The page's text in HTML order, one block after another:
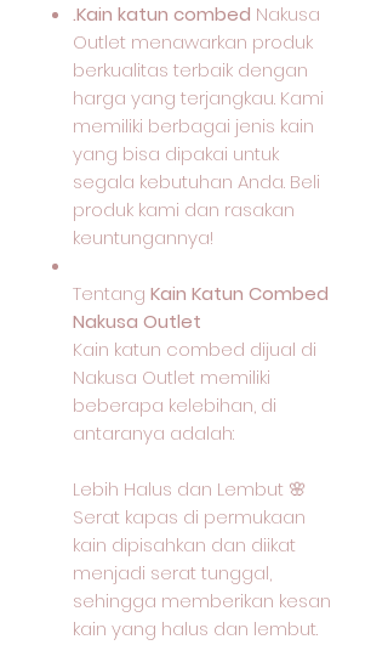
.Kain katun combed Nakusa
Outlet menawarkan produk
berkualitas terbaik dengan
harga yang terjangkau. Kami
memiliki berbagai jenis kain
yang bisa dipakai untuk
segala kebutuhan Anda. Beli
produk kami dan rasakan
keuntungannya!
Tentang Kain Katun Combed
Nakusa Outlet
Kain katun combed dijual di
Nakusa Outlet memiliki
beberapa kelebihan, di
antaranya adalah:
Lebih Halus dan Lembut 🌸
Serat kapas di permukaan
kain dipisahkan dan diikat
menjadi serat tunggal,
sehingga memberikan kesan
kain yang halus dan lembut.